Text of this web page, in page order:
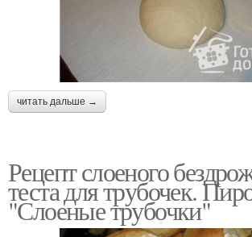
читать дальше →
Рецепт слоеного
теста для трубочек.
"Слоеные трубочки"